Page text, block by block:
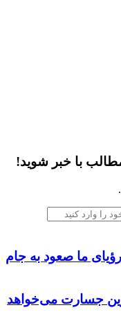
با خبر شوید!
ما صعود به جام
جسارت می‌خواهد